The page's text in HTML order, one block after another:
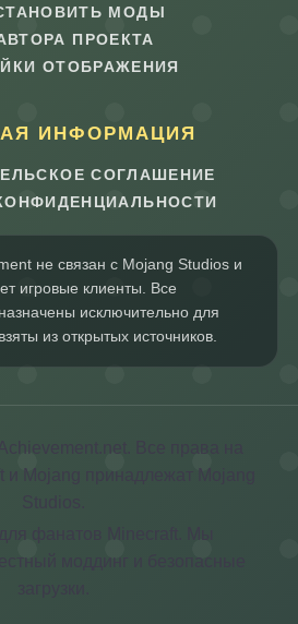
МОДЫ
ПРОЕКТА
ОТОБРАЖЕНИЯ
ИНФОРМАЦИЯ
СОГЛАШЕНИЕ
не связан с Mojang Studios и
игровые клиенты. Все
исключительно для
из открытых источников.
Все права на
и Mojang принадлежат Mojang
фанатов Minecraft. Мы
моддинг и безопасные